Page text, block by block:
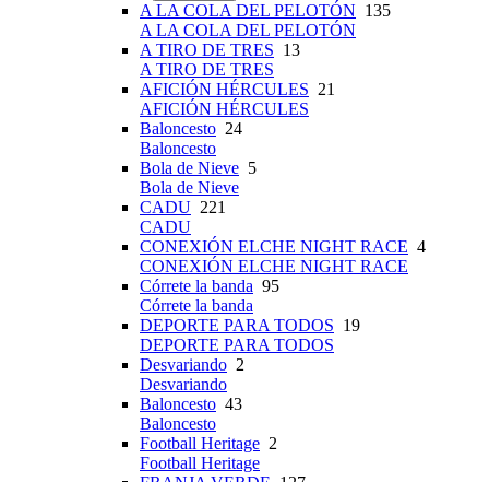
A LA COLA DEL PELOTÓN 135
A LA COLA DEL PELOTÓN
A TIRO DE TRES 13
A TIRO DE TRES
AFICIÓN HÉRCULES 21
AFICIÓN HÉRCULES
Baloncesto 24
Baloncesto
Bola de Nieve 5
Bola de Nieve
CADU 221
CADU
CONEXIÓN ELCHE NIGHT RACE 4
CONEXIÓN ELCHE NIGHT RACE
Córrete la banda 95
Córrete la banda
DEPORTE PARA TODOS 19
DEPORTE PARA TODOS
Desvariando 2
Desvariando
Baloncesto 43
Baloncesto
Football Heritage 2
Football Heritage